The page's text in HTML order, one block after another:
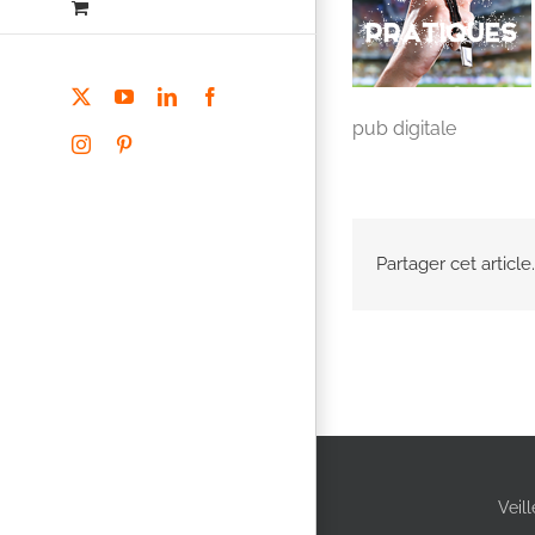
YouTubeLinkedIn
Instagram
pub digitale
Partager cet article.